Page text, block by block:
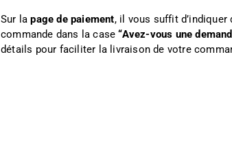
Sur lapage de paiement, il vous suffit
commande dans la case“Avez-vous une
détails pour faciliter la livraison de votre